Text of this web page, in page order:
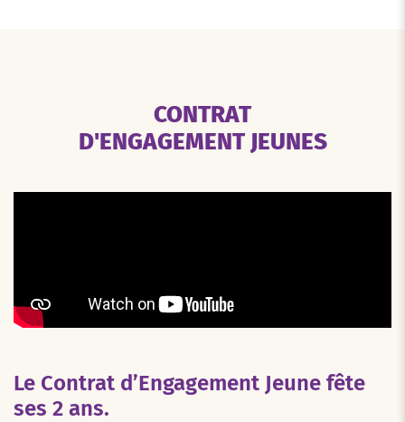
CONTRAT
D'ENGAGEMENT JEUNES
Le Contrat d’Engagement Jeune fête
ses 2 ans.